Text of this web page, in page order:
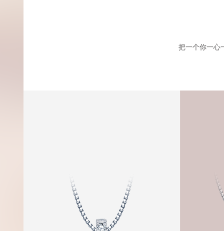
把一个你一心